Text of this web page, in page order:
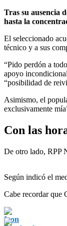
Tras su ausencia
hasta la
El seleccionado
técnico y a sus
“Pido perdón a
apoyo
“posibilidad de
Asimismo, el
exclusivamente
Con las
De otro lado, RPP
Según indicó el
Cabe recordar que